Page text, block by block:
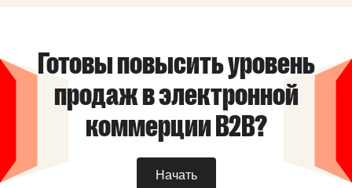
Готовы повысить уровень
продаж в электронной
коммерции B2B?
Начать